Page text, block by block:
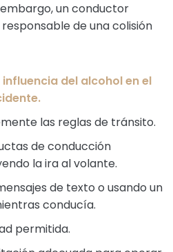
un conductor
de una colisión
del alcohol en el
las reglas de tránsito.
de conducción
la ira al volante.
de texto o usando un
conducía.
permitida.